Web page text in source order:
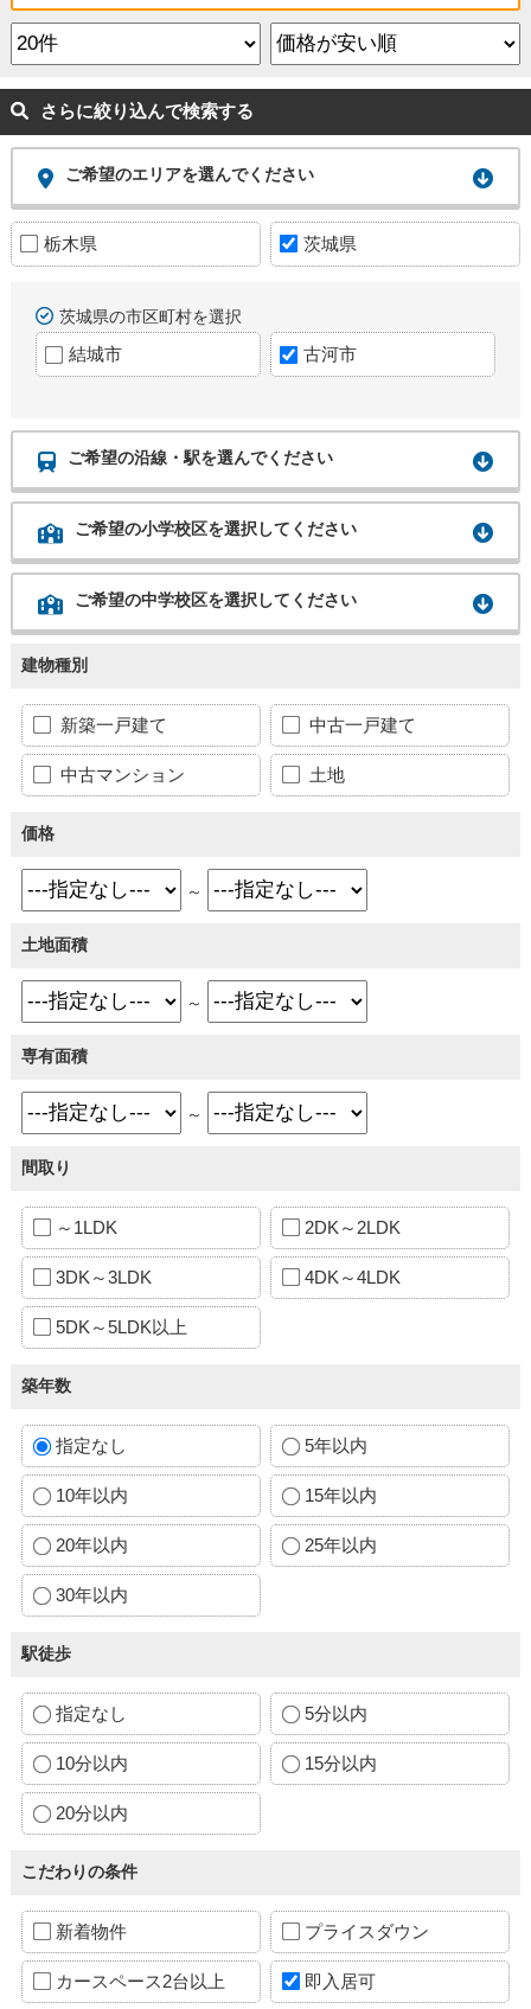
さらに絞り込んで検索する
ご希望のエリアを選んでください
栃木県 茨城県
茨城県の市区町村を選択
結城市 古河市
ご希望の沿線・駅を選んでください
ご希望の小学校区を選択してください
ご希望の中学校区を選択してください
建物種別
新築一戸建て 中古一戸建て
中古マンション 土地
価格
～
土地面積
～
専有面積
～
間取り
～1LDK 2DK～2LDK
3DK～3LDK 4DK～4LDK
5DK～5LDK以上
築年数
指定なし 5年以内
10年以内 15年以内
20年以内 25年以内
30年以内
駅徒歩
指定なし 5分以内
10分以内 15分以内
20分以内
こだわりの条件
新着物件 プライスダウン
カースペース2台以上 即入居可